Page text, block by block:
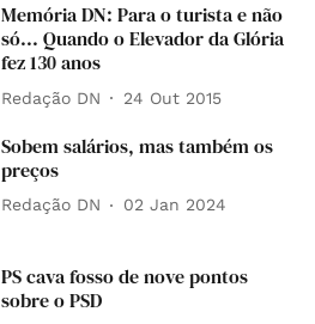
Memória DN: Para o turista e não
só... Quando o Elevador da Glória
fez 130 anos
Redação DN 24 Out 2015
Sobem salários, mas também os
preços
Redação DN 02 Jan 2024
PS cava fosso de nove pontos
sobre o PSD